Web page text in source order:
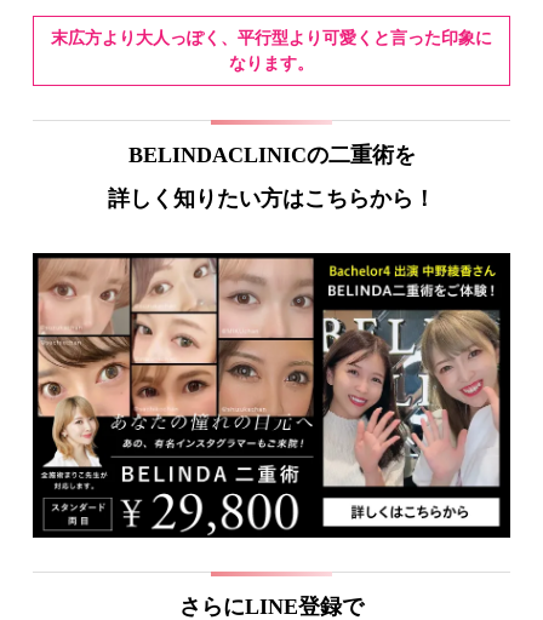
末広方より大人っぽく、平行型より可愛くと言った印象に
なります。
BELINDACLINICの二重術を
詳しく知りたい方はこちらから！
さらにLINE登録で